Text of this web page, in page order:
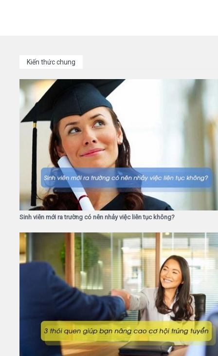
Kiến thức chung
Sinh viên mới ra trường có nên nhảy việc liên tục không?